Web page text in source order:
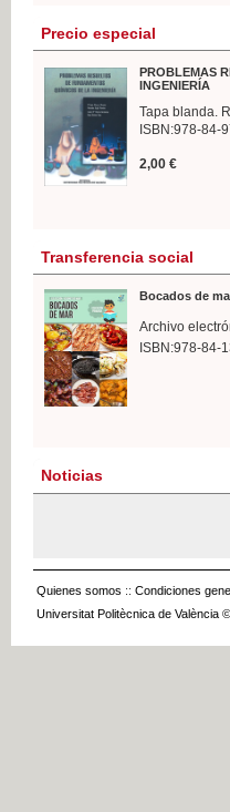
Precio especial
PROBLEMAS
INGENIERÍA
Tapa blanda.
ISBN:978-84-
2,00 €
Transferencia social
Bocados de
Archivo
ISBN:978-84-
Noticias
Quienes somos :: Condiciones
Universitat Politècnica de València